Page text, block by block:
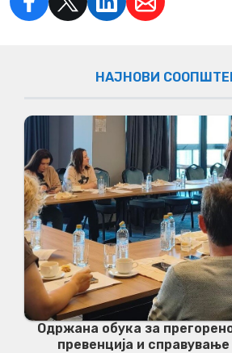
НАЈНОВИ
Одржана обука за
превенција и